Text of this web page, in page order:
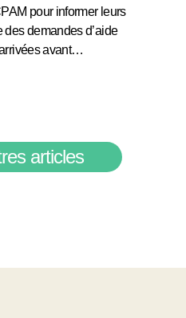
pour informer leurs
des demandes d’aide
avant…
articles